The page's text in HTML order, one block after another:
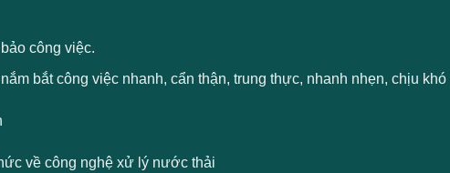
công việc.
bắt công việc nhanh, cẩn thận, trung thực, nhanh nhẹn, chịu khó
về công nghệ xử lý nước thải